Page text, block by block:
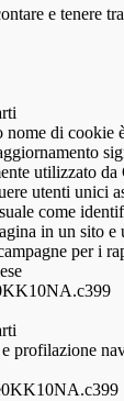
e tenere
nome di cookie
utilizzato
utenti unici
come
in un sito
per i
profilazione